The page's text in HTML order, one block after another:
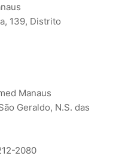
139, Distrito
Manaus
Geraldo, N.S. das
2080